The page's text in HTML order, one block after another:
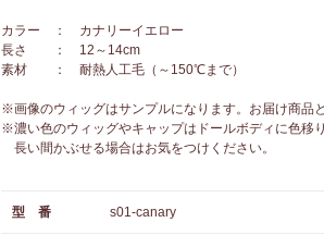
カラー ： カナリーイエロー
長さ ： 12～14cm
素材 ： 耐熱人工毛（～150℃まで）
※画像のウィッグはサンプルになります。お届け商品
※濃い色のウィッグやキャップはドールボディに色移
長い間かぶせる場合はお気をつけください。
型 番 s01-canary